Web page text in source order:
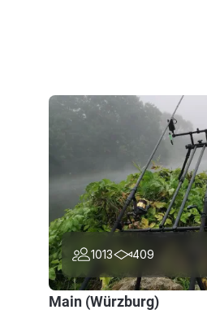
1013 409
Main (Würzburg)